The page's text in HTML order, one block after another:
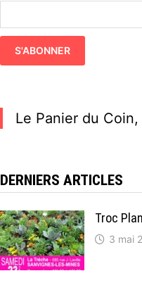
Le Panier du
DERNIERS ARTICLES
Troc
3 mai